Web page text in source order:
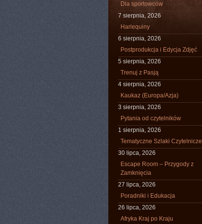
Dla sportowców
7 sierpnia, 2026
Harlequiny
6 sierpnia, 2026
Postprodukcja i Edycja Zdjęć
5 sierpnia, 2026
Trenuj z Pasją
4 sierpnia, 2026
Kaukaz (Europa/Azja)
3 sierpnia, 2026
Pytania od czytelników
1 sierpnia, 2026
Tematyczne Szlaki Czytelnicze
30 lipca, 2026
Escape Room – Przygody z
Zamknięcia
27 lipca, 2026
Poradniki i Edukacja
26 lipca, 2026
Afryka Kraj po Kraju